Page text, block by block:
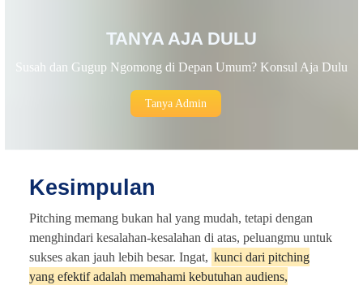
TANYA AJA DULU
Susah dan Gugup Ngomong di Depan Umum? Konsul Aja Dulu
Tanya Admin
Kesimpulan
Pitching memang bukan hal yang mudah, tetapi dengan
menghindari kesalahan-kesalahan di atas, peluangmu untuk
sukses akan jauh lebih besar. Ingat, kunci dari pitching
yang efektif adalah memahami kebutuhan audiens,